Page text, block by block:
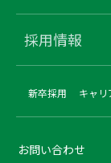
採用情報
新卒採用 キャリ
お問い合わせ